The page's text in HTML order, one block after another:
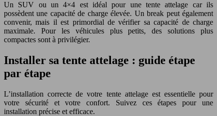
Un SUV ou un 4×4 est idéal pour une tente attelage car ils
possèdent une capacité de charge élevée. Un break peut également
convenir, mais il est primordial de vérifier sa capacité de charge
maximale. Pour les véhicules plus petits, des solutions plus
compactes sont à privilégier.
Installer sa tente attelage : guide étape
par étape
L’installation correcte de votre tente attelage est essentielle pour
votre sécurité et votre confort. Suivez ces étapes pour une
installation précise et efficace.